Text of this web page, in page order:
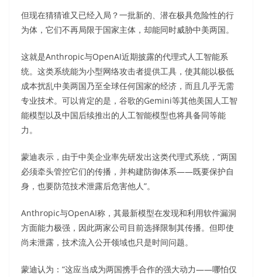
但现在猜猜谁又已经入局？一批新的、潜在极具危险性的行
为体，它们不再局限于国家主体，却能同时威胁中美两国。
这就是Anthropic与OpenAI近期披露的代理式人工智能系
统。这类系统能为小型网络攻击者提供工具，使其能以极低
成本扰乱中美两国乃至全球任何国家的经济，而且几乎无需
专业技术。可以肯定的是，谷歌的Gemini等其他美国人工智
能模型以及中国后续推出的人工智能模型也将具备同等能
力。
蒙迪表示，由于中美企业率先研发出这类代理式系统，“两国
必须牵头管控它们的传播，并构建防御体系——既要保护自
身，也要防范技术泄露后危害他人”。
Anthropic与OpenAI称，其最新模型在发现和利用软件漏洞
方面能力极强，因此两家公司目前选择限制其传播。但即使
尚未泄露，技术流入公开领域也只是时间问题。
蒙迪认为：“这应当成为两国携手合作的强大动力——哪怕仅